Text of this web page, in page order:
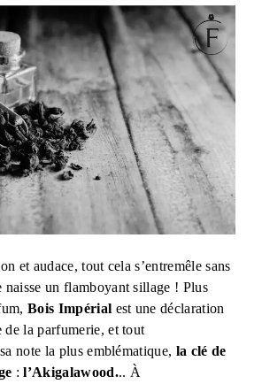
et audace, tout cela s’entremêle sans
naisse un flamboyant sillage ! Plus
Bois Impérial est une déclaration
de la parfumerie, et tout
note la plus emblématique, la clé de
:l’Akigalawood... À